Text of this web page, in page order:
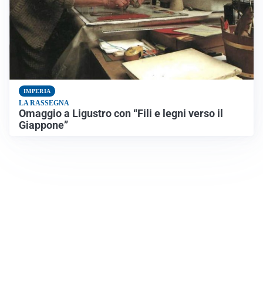
IMPERIA
LA RASSEGNA
Omaggio a Ligustro con “Fili e legni verso il
Giappone”